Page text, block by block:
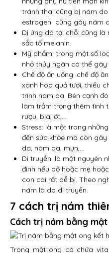
tránh thai cũng bị nám
estrogen cũng gây nám
Dị ứng da tại chỗ: cũng là
sắc tố melanin.
Mỹ phẩm: trong một số
nhỏ thủy ngân có thể
Chế độ ăn uống: chế độ
xanh hoa quả tươi, thiếu
trình nám da. Bên cạnh
làm trầm trọng thêm tình
rượu, bia, ớt,…
Stress: là một trong
đến sức khỏe mà còn
da, nám da, mụn,…
Di truyền: là một nguyên
đình nếu bố hoặc mẹ
con cái rất dễ bị. Theo
nám là do di truyền.
7 cách trị nám
Cách trị nám bằng
Trong mật ong có chứa